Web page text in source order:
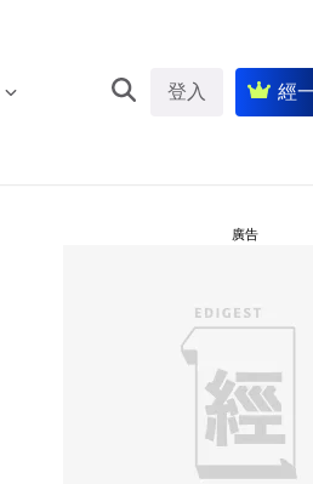
登入 經
廣告